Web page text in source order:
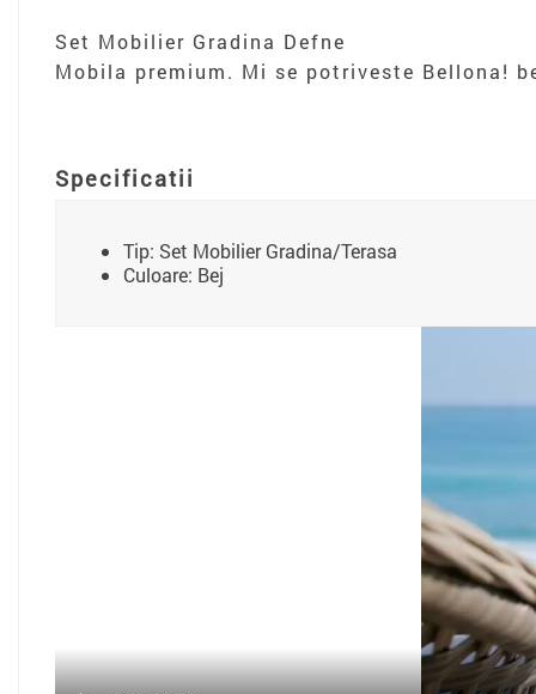
Set Mobilier Gradina Defne
Mobila premium. Mi se potriveste Bellona!
Specificatii
Tip: Set Mobilier Gradina/Terasa
Culoare: Bej